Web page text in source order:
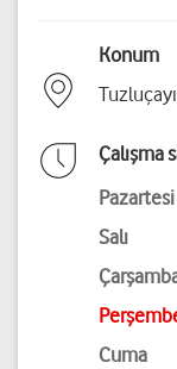
Konum
Çalışma
Pazartesi
Salı
Cuma